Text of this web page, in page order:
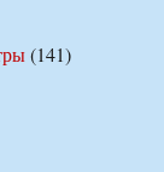
(141)